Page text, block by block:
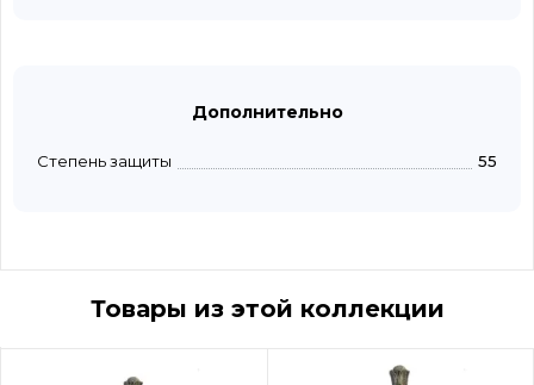
Дополнительно
Степень защиты 55
Товары из этой коллекции